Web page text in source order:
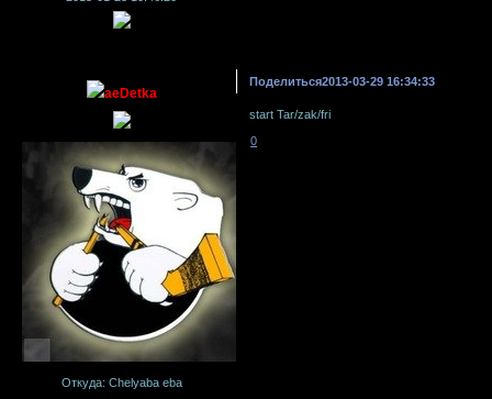
Поделиться2013-03-29 16:34:33
aeDetka
Откуда: Chelyaba eba
start Tar/zak/fri
0